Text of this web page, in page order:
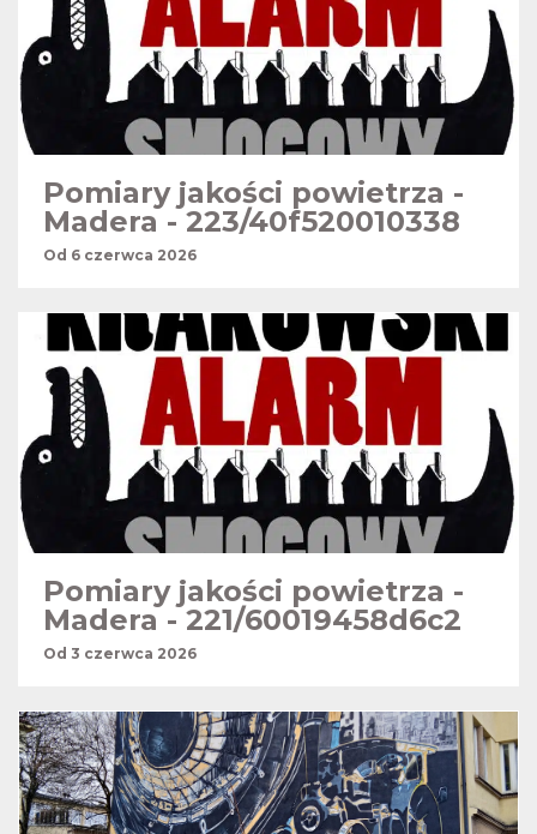
Pomiary jakości powietrza -
Madera - 223/40f520010338
Od 6 czerwca 2026
Pomiary jakości powietrza -
Madera - 221/60019458d6c2
Od 3 czerwca 2026